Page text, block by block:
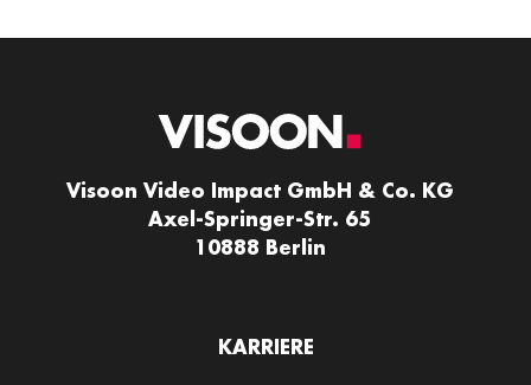
Visoon Video Impact GmbH & Co. KG
Axel-Springer-Str. 65
10888 Berlin
KARRIERE